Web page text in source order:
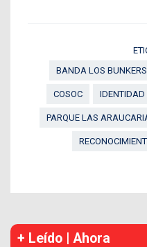
BANDA LOS BUNKERS
COSOC IDENTIDAD
PARQUE LAS
+ Leído | Ahora